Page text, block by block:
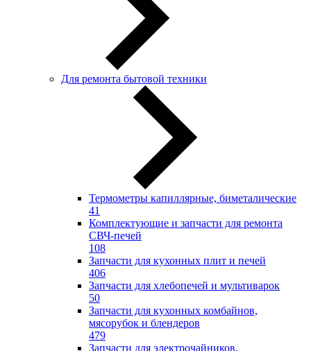
Для ремонта бытовой техники
Термометры капиллярные, биметалические
41
Комплектующие и запчасти для ремонта
СВЧ-печей
108
Запчасти для кухонных плит и печей
406
Запчасти для хлебопечей и мультиварок
50
Запчасти для кухонных комбайнов,
мясорубок и блендеров
479
Запчасти для электрочайников,